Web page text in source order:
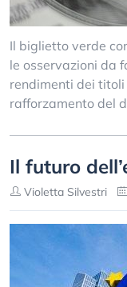
Il biglietto verde
le osservazioni da
rendimenti dei titoli
rafforzamento del
Il futuro
Violetta Silvestri